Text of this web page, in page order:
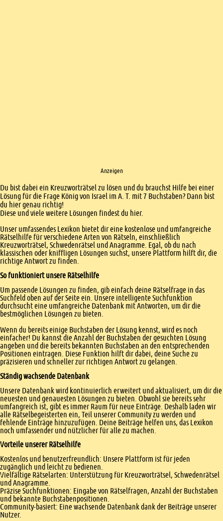
Anzeigen
Einleitung
Du bist dabei ein Kreuzworträtsel zu lösen und du brauchst Hilfe bei einer
Lösung für die Frage König von Israel im A. T. mit 7 Buchstaben? Dann bist
du hier genau richtig!
Diese und viele weitere Lösungen findest du hier.
Unser umfassendes Lexikon bietet dir eine kostenlose und umfangreiche
Rätselhilfe für verschiedene Arten von Rätseln, einschließlich
Kreuzworträtsel, Schwedenrätsel und Anagramme. Egal, ob du nach
klassischen oder kniffligen Lösungen suchst, unsere Plattform hilft dir, die
richtige Antwort zu finden.
So funktioniert unsere Rätselhilfe
Um passende Lösungen zu finden, gib einfach deine Rätselfrage in das
Suchfeld oben auf der Seite ein. Unsere intelligente Suchfunktion
durchsucht eine umfangreiche Datenbank mit Antworten, um dir die
bestmöglichen Lösungen zu bieten.
Wenn du bereits einige Buchstaben der Lösung kennst, wird es noch
einfacher! Du kannst die Anzahl der Buchstaben der gesuchten Lösung
angeben und die bereits bekannten Buchstaben an den entsprechenden
Positionen eintragen. Diese Funktion hilft dir dabei, deine Suche zu
präzisieren und schneller zur richtigen Antwort zu gelangen.
Ständig wachsende Datenbank
Unsere Datenbank wird kontinuierlich erweitert und aktualisiert, um dir die
neuesten und genauesten Lösungen zu bieten. Obwohl sie bereits sehr
umfangreich ist, gibt es immer Raum für neue Einträge. Deshalb laden wir
alle Rätselbegeisterten ein, Teil unserer Community zu werden und
fehlende Einträge hinzuzufügen. Deine Beiträge helfen uns, das Lexikon
noch umfassender und nützlicher für alle zu machen.
Vorteile unserer Rätselhilfe
Kostenlos und benutzerfreundlich: Unsere Plattform ist für jeden
zugänglich und leicht zu bedienen.
Vielfältige Rätselarten: Unterstützung für Kreuzworträtsel, Schwedenrätsel
und Anagramme.
Präzise Suchfunktionen: Eingabe von Rätselfragen, Anzahl der Buchstaben
und bekannte Buchstabenpositionen.
Community-basiert: Eine wachsende Datenbank dank der Beiträge unserer
Nutzer.